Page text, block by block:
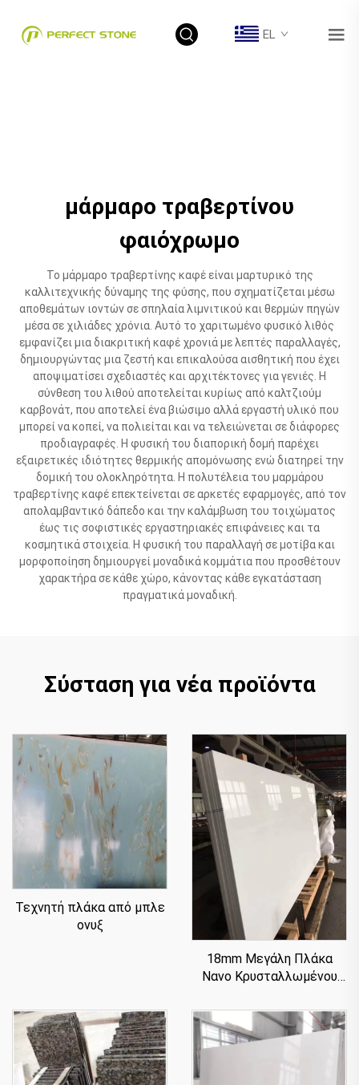
EL
μάρμαρο τραβερτίνου
φαιόχρωμο
Το μάρμαρο τραβερτίνης καφέ είναι μαρτυρικό της
καλλιτεχνικής δύναμης της φύσης, που σχηματίζεται μέσω
αποθεμάτων ιοντών σε σπηλαία λιμνιτικού και θερμών πηγών
μέσα σε χιλιάδες χρόνια. Αυτό το χαριτωμένο φυσικό λιθός
εμφανίζει μια διακριτική καφέ χρονιά με λεπτές παραλλαγές,
δημιουργώντας μια ζεστή και επικαλούσα αισθητική που έχει
αποψιματίσει σχεδιαστές και αρχιτέκτονες για γενιές. Η
σύνθεση του λιθού αποτελείται κυρίως από καλτζιούμ
καρβονάτ, που αποτελεί ένα βιώσιμο αλλά εργαστή υλικό που
μπορεί να κοπεί, να πολιείται και να τελειώνεται σε διάφορες
προδιαγραφές. Η φυσική του διαπορική δομή παρέχει
εξαιρετικές ιδιότητες θερμικής απομόνωσης ενώ διατηρεί την
δομική του ολοκληρότητα. Η πολυτέλεια του μαρμάρου
τραβερτίνης καφέ επεκτείνεται σε αρκετές εφαρμογές, από τον
απολαμβαντικό δάπεδο και την καλάμβωση του τοιχώματος
έως τις σοφιστικές εργαστηριακές επιφάνειες και τα
κοσμητικά στοιχεία. Η φυσική του παραλλαγή σε μοτίβα και
μορφοποίηση δημιουργεί μοναδικά κομμάτια που προσθέτουν
χαρακτήρα σε κάθε χώρο, κάνοντας κάθε εγκατάσταση
πραγματικά μοναδική.
Σύσταση για νέα προϊόντα
Τεχνητή πλάκα από μπλε
ονυξ
18mm Μεγάλη Πλάκα
Νανο Κρυσταλλωμένου